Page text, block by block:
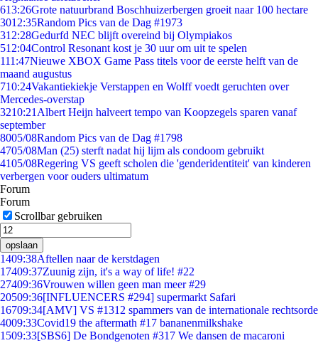
613:26Grote natuurbrand Boschhuizerbergen groeit naar 100 hectare
3012:35Random Pics van de Dag #1973
312:28Gedurfd NEC blijft overeind bij Olympiakos
512:04Control Resonant kost je 30 uur om uit te spelen
111:47Nieuwe XBOX Game Pass titels voor de eerste helft van de
maand augustus
710:24Vakantiekiekje Verstappen en Wolff voedt geruchten over
Mercedes-overstap
3210:21 Albert Heijn halveert tempo van Koopzegels sparen vanaf
september
8005/08Random Pics van de Dag #1798
4705/08Man (25) sterft nadat hij lijm als condoom gebruikt
4105/08Regering VS geeft scholen die 'genderidentiteit' van kinderen
verbergen voor ouders ultimatum
Forum
Forum
Scrollbar gebruiken
opslaan
1409:38Aftellen naar de kerstdagen
17409:37Zuunig zijn, it's a way of life! #22
27409:36Vrouwen willen geen man meer #29
20509:36[INFLUENCERS #294] supermarkt Safari
16709:34[AMV] VS #1312 spammers van de internationale rechtsorde
4009:33Covid19 the aftermath #17 bananenmilkshake
1509:33[SBS6] De Bondgenoten #317 We dansen de macaroni